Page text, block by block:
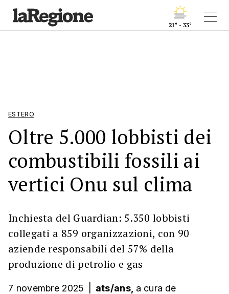
21° - 33°
ESTERO
Oltre 5.000 lobbisti dei
combustibili fossili ai
vertici Onu sul clima
Inchiesta del Guardian: 5.350 lobbisti
collegati a 859 organizzazioni, con 90
aziende responsabili del 57% della
produzione di petrolio e gas
7 novembre 2025 ats/ans, a cura de